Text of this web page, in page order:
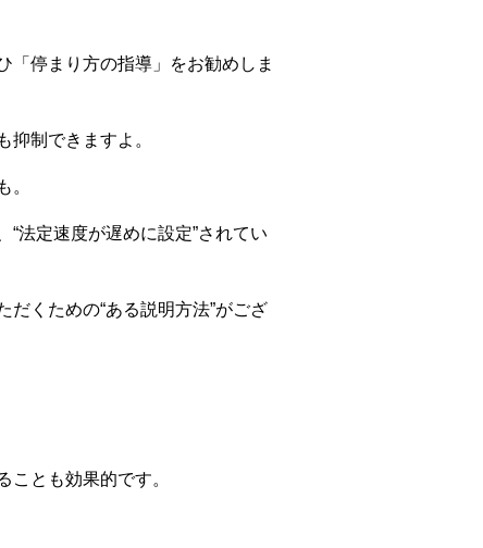
「停まり方の指導」をお勧めしま
抑制できますよ。
。
法定速度が遅めに設定”されてい
くための“ある説明方法”がござ
とも効果的です。